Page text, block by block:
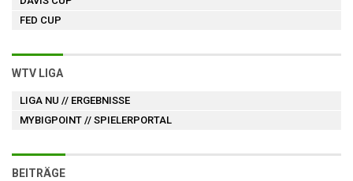
FED CUP
WTV LIGA
LIGA NU // ERGEBNISSE
MYBIGPOINT // SPIELERPORTAL
BEITRÄGE